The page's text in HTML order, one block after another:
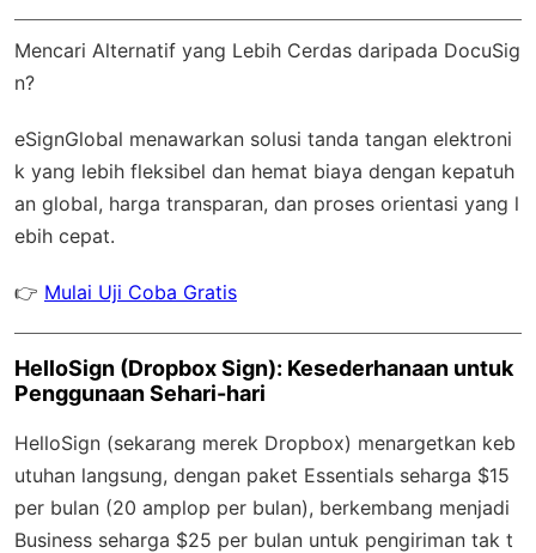
Mencari Alternatif yang Lebih Cerdas daripada DocuSig
n?
eSignGlobal menawarkan solusi tanda tangan elektroni
k yang lebih fleksibel dan hemat biaya dengan kepatuh
an global, harga transparan, dan proses orientasi yang l
ebih cepat.
👉 Mulai Uji Coba Gratis
HelloSign (Dropbox Sign): Kesederhanaan untuk
Penggunaan Sehari-hari
HelloSign (sekarang merek Dropbox) menargetkan keb
utuhan langsung, dengan paket Essentials seharga $15
per bulan (20 amplop per bulan), berkembang menjadi
Business seharga $25 per bulan untuk pengiriman tak t